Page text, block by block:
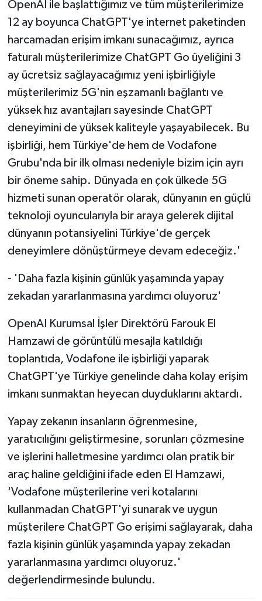
OpenAI ile başlattığımız ve tüm müşterilerimize
12 ay boyunca ChatGPT'ye internet paketinden
harcamadan erişim imkanı sunacağımız, ayrıca
faturalı müşterilerimize ChatGPT Go üyeliğini 3
ay ücretsiz sağlayacağımız yeni işbirliğiyle
müşterilerimiz 5G'nin eşzamanlı bağlantı ve
yüksek hız avantajları sayesinde ChatGPT
deneyimini de yüksek kaliteyle yaşayabilecek. Bu
işbirliği, hem Türkiye'de hem de Vodafone
Grubu'nda bir ilk olması nedeniyle bizim için ayrı
bir öneme sahip. Dünyada en çok ülkede 5G
hizmeti sunan operatör olarak, dünyanın en güçlü
teknoloji oyuncularıyla bir araya gelerek dijital
dünyanın potansiyelini Türkiye'de gerçek
deneyimlere dönüştürmeye devam edeceğiz.'
- 'Daha fazla kişinin günlük yaşamında yapay
zekadan yararlanmasına yardımcı oluyoruz'
OpenAI Kurumsal İşler Direktörü Farouk El
Hamzawi de görüntülü mesajla katıldığı
toplantıda, Vodafone ile işbirliği yaparak
ChatGPT'ye Türkiye genelinde daha kolay erişim
imkanı sunmaktan heyecan duyduklarını aktardı.
Yapay zekanın insanların öğrenmesine,
yaratıcılığını geliştirmesine, sorunları çözmesine
ve işlerini halletmesine yardımcı olan pratik bir
araç haline geldiğini ifade eden El Hamzawi,
'Vodafone müşterilerine veri kotalarını
kullanmadan ChatGPT'yi sunarak ve uygun
müşterilere ChatGPT Go erişimi sağlayarak, daha
fazla kişinin günlük yaşamında yapay zekadan
yararlanmasına yardımcı oluyoruz.'
değerlendirmesinde bulundu.